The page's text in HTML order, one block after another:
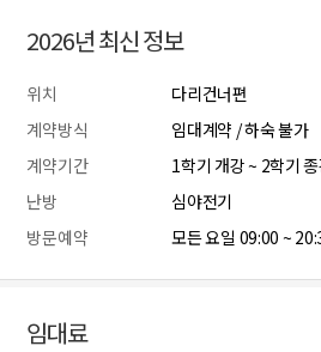
2026년 최신 정보
위치
다리건너편
계약방식
임대계약 / 하숙 불가
계약기간
1학기 개강 ~ 2학기
난방
심야전기
방문예약
모든 요일 09:00 ~
임대료